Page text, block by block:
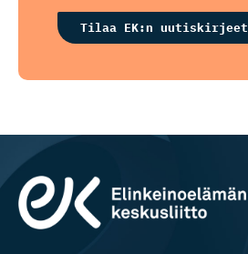
Tilaa EK:n uutiskirjeet